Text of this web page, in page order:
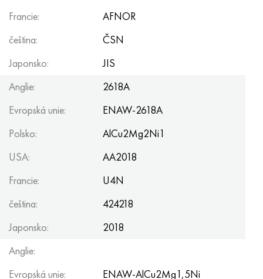
Francie:
AFNOR
čeština:
ČSN
Japonsko:
JIS
Anglie:
2618A
Evropská unie:
ENAW-2618A
Polsko:
AlCu2Mg2Ni1
USA:
AA2018
Francie:
U4N
čeština:
424218
Japonsko:
2018
Anglie:
Evropská unie:
ENAW-AlCu2Mg1,5Ni